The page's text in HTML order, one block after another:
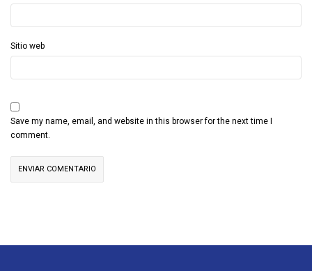
Sitio web
Save my name, email, and website in this browser for the next time I
comment.